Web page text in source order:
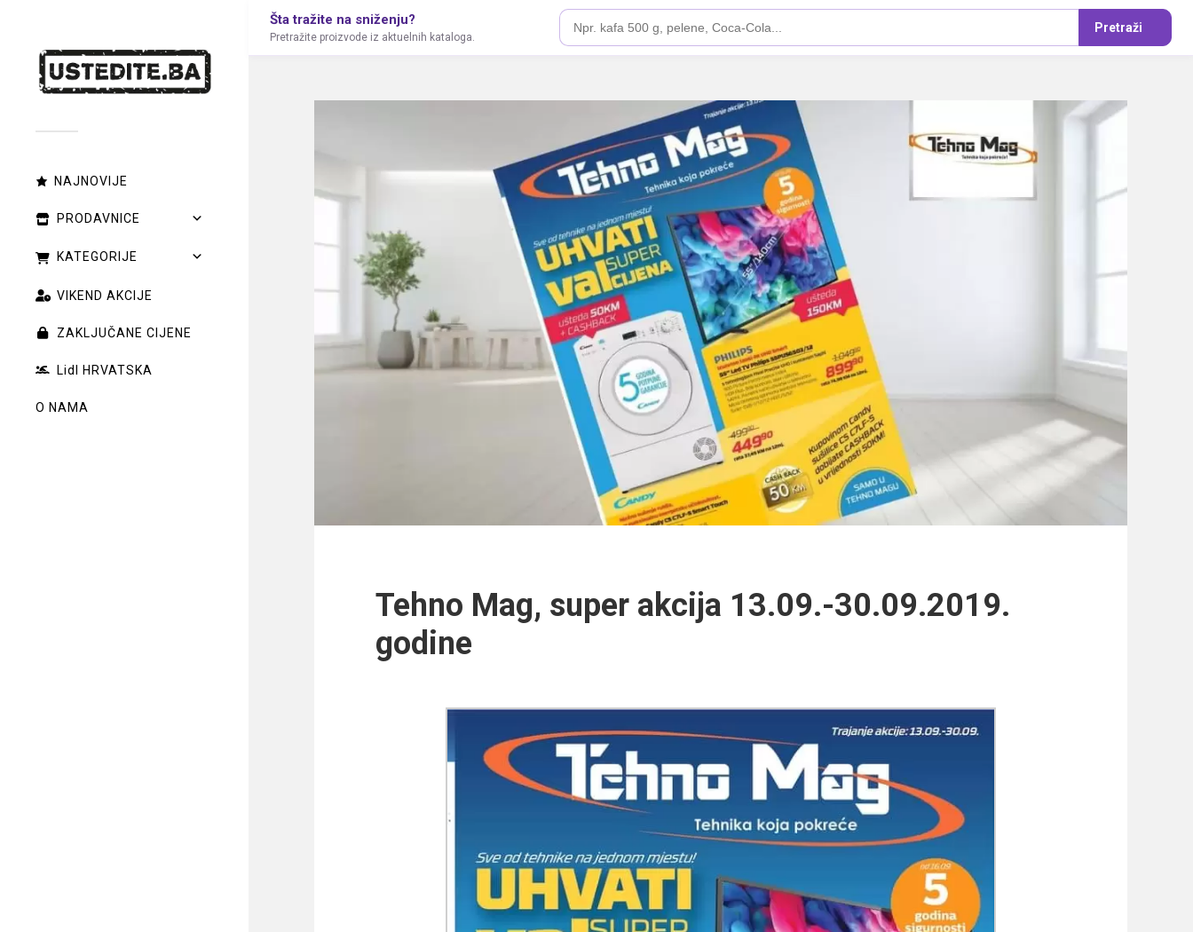
NAJNOVIJE
PRODAVNICE
KATEGORIJE
VIKEND AKCIJE
ZAKLJUČANE CIJENE
Lidl HRVATSKA
O NAMA
Šta tražite na sniženju?
Pretražite proizvode iz aktuelnih kataloga.
Pretraži
Tehno Mag, super akcija 13.09.-30.09.2019.
godine